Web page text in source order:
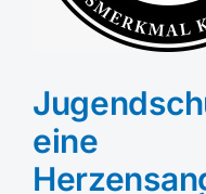
eine